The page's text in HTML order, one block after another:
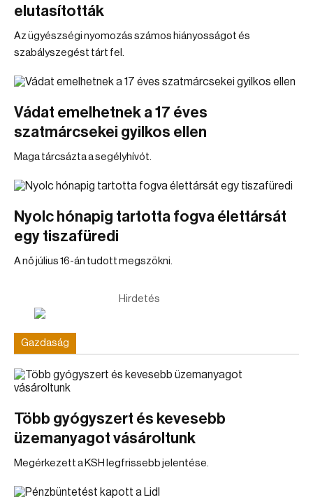
elutasították
Az ügyészségi nyomozás számos hiányosságot és
szabályszegést tárt fel.
Vádat emelhetnek a 17 éves
szatmárcsekei gyilkos ellen
Maga tárcsázta a segélyhívót.
Nyolc hónapig tartotta fogva élettársát
egy tiszafüredi
A nő július 16-án tudott megszökni.
Hirdetés
Gazdaság
Több gyógyszert és kevesebb
üzemanyagot vásároltunk
Megérkezett a KSH legfrissebb jelentése.